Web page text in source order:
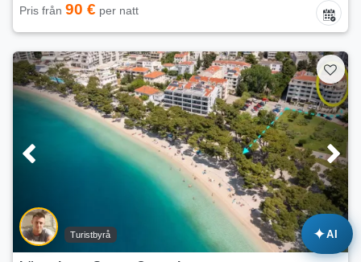
Pris från 90 € per natt
Turistbyrå ✦AI